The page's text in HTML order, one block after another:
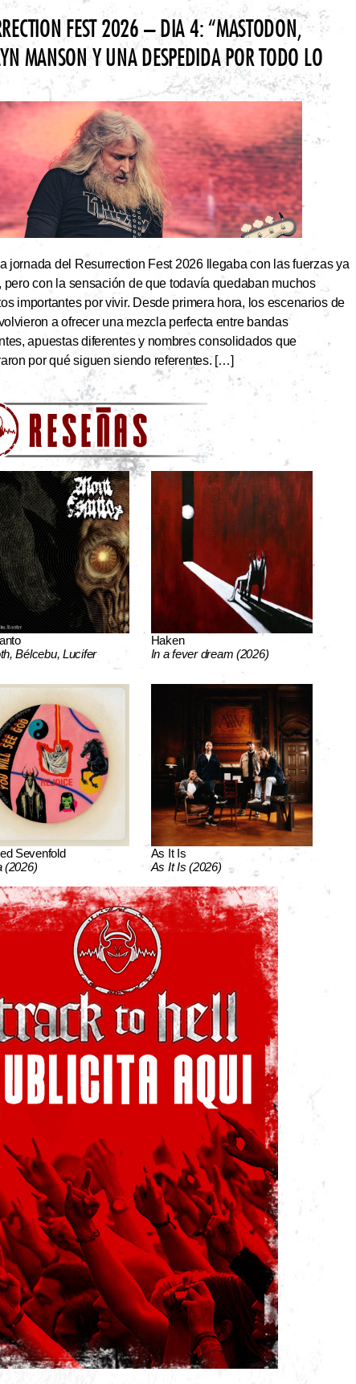
FEST 2026 – DIA 4: “MASTODON,
MANSON Y UNA DESPEDIDA POR TODO LO
jornada del Resurrection Fest 2026 llegaba con las fuerzas ya
pero con la sensación de que todavía quedaban muchos
importantes por vivir. Desde primera hora, los escenarios de
a ofrecer una mezcla perfecta entre bandas
apuestas diferentes y nombres consolidados que
por qué siguen siendo referentes. […]
Bélcebu, Lucifer
Haken
In a fever dream (2026)
Sevenfold
(2026)
As It Is
As It Is (2026)